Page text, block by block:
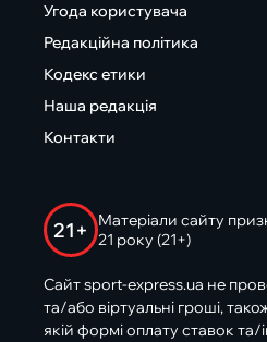
Угода користувача
Редакційна політика
Кодекс етики
Наша редакція
Контакти
21+
Матеріали сайту
21 року (21+)
Сайт sport-express.ua не
та/або віртуальні гроші,
якій формі оплату ставок та/